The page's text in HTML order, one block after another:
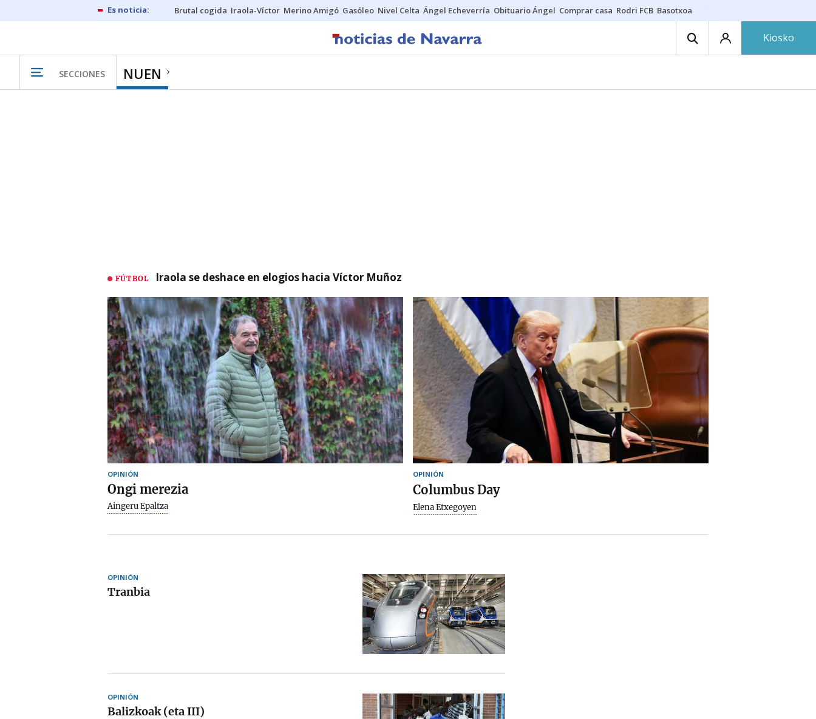
Brutal cogida Iraola-Víctor Merino Amigó Gasóleo Nivel Celta Ángel Echeverría Obituario Ángel Comprar casa Rodri FCB Basotxoa
Kiosko
SECCIONES NUEN
FÚTBOL Iraola se deshace en elogios hacia Víctor Muñoz
OPINIÓN
Ongi merezia
Aingeru Epaltza
OPINIÓN
Columbus Day
Elena Etxegoyen
OPINIÓN
Tranbia
OPINIÓN
Balizkoak (eta III)